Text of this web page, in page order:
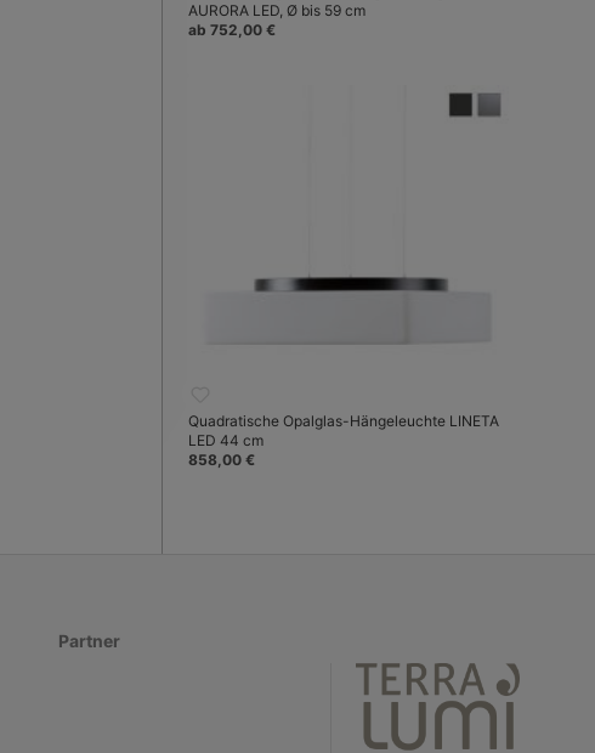
AURORA LED, Ø bis 59 cm
ab 752,00 €
Quadratische Opalglas-Hängeleuchte LINETA
LED 44 cm
858,00 €
Partner